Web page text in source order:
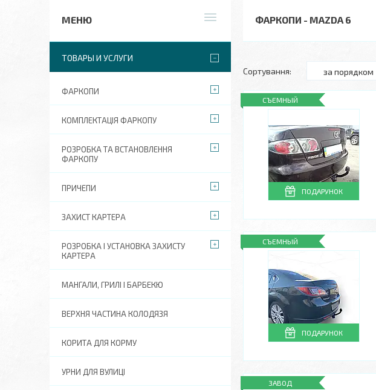
ФАРКОПИ - MAZDA 6
СЪЕМНЫЙ
ПОДАРУНОК
СЪЕМНЫЙ
ПОДАРУНОК
ЗАВОД
ТОВАРЫ И УСЛУГИ
ФАРКОПИ
КОМПЛЕКТАЦІЯ ФАРКОПУ
РОЗРОБКА ТА ВСТАНОВЛЕННЯ
ФАРКОПУ
ПРИЧЕПИ
ЗАХИСТ КАРТЕРА
РОЗРОБКА І УСТАНОВКА ЗАХИСТУ
КАРТЕРА
МАНГАЛИ, ГРИЛІ І БАРБЕКЮ
ВЕРХНЯ ЧАСТИНА КОЛОДЯЗЯ
КОРИТА ДЛЯ КОРМУ
УРНИ ДЛЯ ВУЛИЦІ